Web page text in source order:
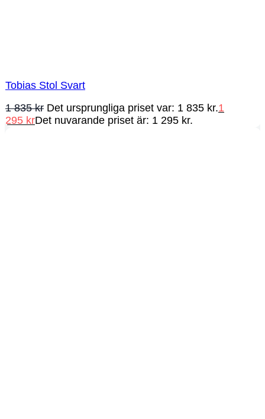
Tobias Stol Svart
1 835kr Det ursprungliga priset var: 1 835 kr.1
295 krDet nuvarande priset är: 1 295 kr.